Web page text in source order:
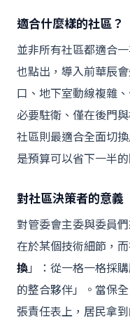
適合什麼樣的社區？
並非所有社區都適合
也點出，導入前華辰
口、地下室動線複雜
必要駐衛、僅在後門
社區則最適合全面切
是預算可以省下一半的
對社區決策者的意義
對管委會主委與委員
在於某個技術細節，
換」：從一格一格採
的整合夥伴」。當保
張責任表上，居民拿